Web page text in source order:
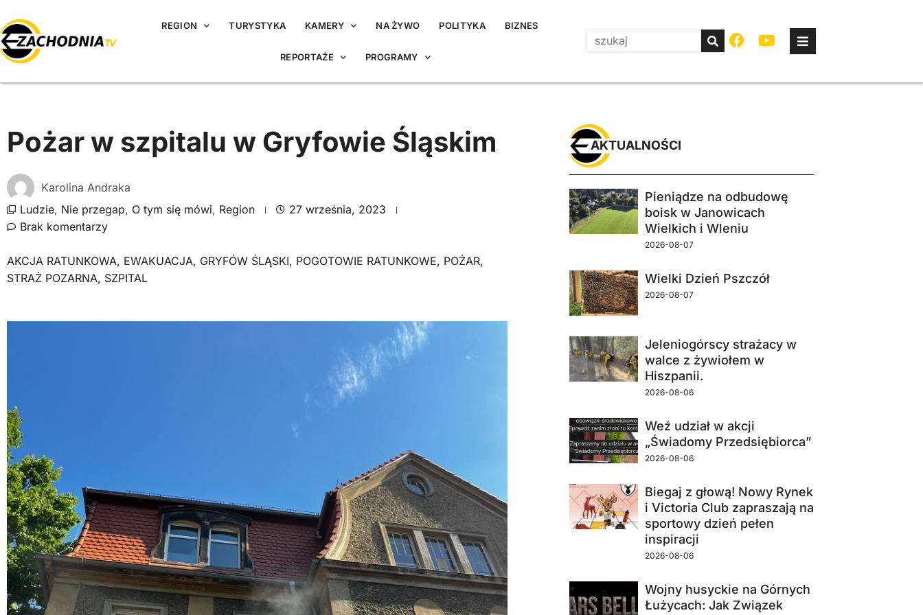
REGION TURYSTYKA KAMERY NA ŻYWO POLITYKA BIZNES
REPORTAŻE PROGRAMY
Pożar w szpitalu w Gryfowie Śląskim
Karolina Andraka
Ludzie, Nie przegap, O tym się mówi, Region
27 września, 2023
Brak komentarzy
AKCJA RATUNKOWA, EWAKUACJA, GRYFÓW ŚLĄSKI, POGOTOWIE RATUNKOWE, POŻAR,
STRAŻ POZARNA, SZPITAL
Pieniądze na odbudowę
boisk w Janowicach
Wielkich i Wleniu
2026-08-07
Wielki Dzień Pszczół
2026-08-07
Jeleniogórscy strażacy w
walce z żywiołem w
Hiszpanii.
2026-08-06
Weź udział w akcji
„Świadomy Przedsiębiorca”
2026-08-06
Biegaj z głową! Nowy Rynek
i Victoria Club zapraszają na
sportowy dzień pełen
inspiracji
2026-08-06
Wojny husyckie na Górnych
Łużycach: Jak Związek
AKTUALNOŚCI